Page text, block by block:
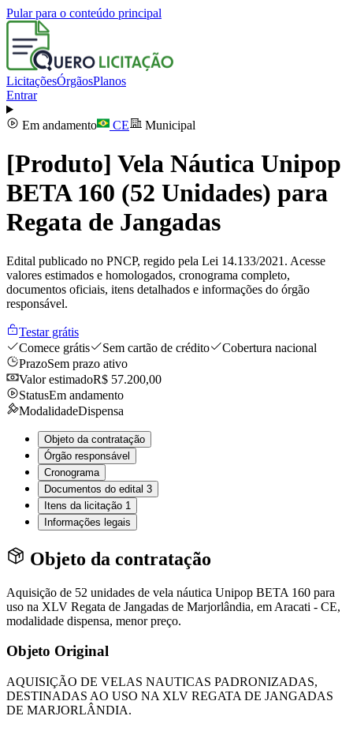
Pular para o conteúdo principal
LicitaçõesÓrgãosPlanos
Entrar
Em andamento CE Municipal
[Produto] Vela Náutica Unipop
BETA 160 (52 Unidades) para
Regata de Jangadas
Edital publicado no PNCP, regido pela Lei 14.133/2021. Acesse
valores estimados e homologados, cronograma completo,
documentos oficiais, itens detalhados e informações do órgão
responsável.
Testar grátis
Comece grátis
Sem cartão de crédito
Cobertura nacional
PrazoSem prazo ativo
Valor estimadoR$ 57.200,00
StatusEm andamento
ModalidadeDispensa
Objeto da contratação
Órgão responsável
Cronograma
Documentos do edital 3
Itens da licitação 1
Informações legais
Objeto da contratação
Aquisição de 52 unidades de vela náutica Unipop BETA 160 para
uso na XLV Regata de Jangadas de Marjorlândia, em Aracati - CE,
modalidade dispensa, menor preço.
Objeto Original
AQUISIÇÃO DE VELAS NAUTICAS PADRONIZADAS,
DESTINADAS AO USO NA XLV REGATA DE JANGADAS
DE MARJORLÂNDIA.